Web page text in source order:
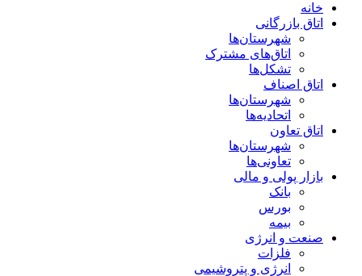
خانه
اتاق بازرگانی
شهرستان‌ها
اتاق‌های مشترک
تشکل‌ها
اتاق اصناف
شهرستان‌ها
اتحادیه‌ها
اتاق تعاون
شهرستان‌ها
تعاونی‌ها
بازار پولی و مالی
بانک
بورس
بیمه
صنعت و انرژی
فلزات
انرژی و پتروشیمی